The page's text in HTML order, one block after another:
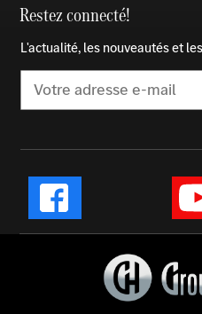
Restez connecté!
L'actualité, les nouveautés et
Email
Facebook